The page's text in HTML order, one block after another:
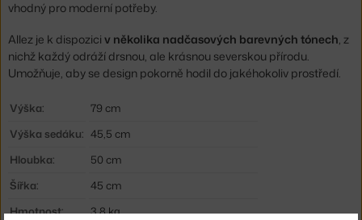
vhodný pro moderní potřeby.
Allez je k dispozici v několika nadčasových barevných tónech, z
nichž každý odráží drsnou, ale krásnou severskou přírodu.
Umožňuje, aby se design pokorně hodil do jakéhokoliv prostředí.
Výška:
79 cm
Výška sedáku: 45,5 cm
Hloubka:
50 cm
Šířka:
45 cm
Hmotnost:
3,8 kg